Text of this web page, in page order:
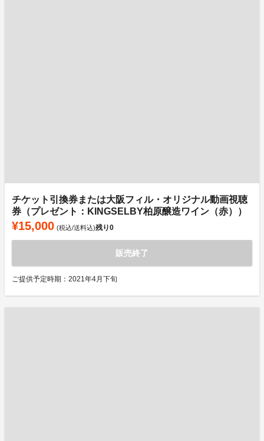
チケット引換券または大阪フィル・オリジナル動画視聴
券（プレゼント：KINGSELBY柏原醸造ワイン（赤））
¥15,000 (税込/送料込)残り0
販売終了
ご提供予定時期：2021年4月下旬